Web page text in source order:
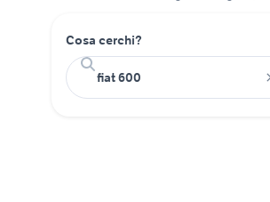
Cosa cerchi?